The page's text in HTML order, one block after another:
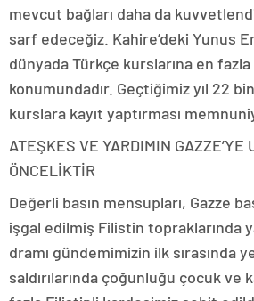
mevcut bağları daha da
sarf edeceğiz. Kahire’deki Yunus
dünyada Türkçe kurslarına en
konumundadır. Geçtiğimiz yıl 22
kurslara kayıt yaptırması
ATEŞKES VE YARDIMIN GAZZE’YE
ÖNCELİKTİR
Değerli basın mensupları, Gazze
işgal edilmiş Filistin topraklarında
dramı gündemimizin ilk sırasında
saldırılarında çoğunluğu çocuk ve